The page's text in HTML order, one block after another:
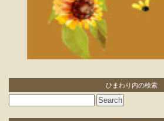
ひまわり内の検索